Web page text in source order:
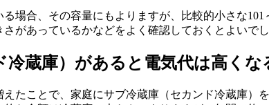
場合、その容量にもよりますが、比較的小さな
があっているかなどをよく確認しておくとよいでし
蔵庫）があると電気代は高くな
たことで、家庭にサブ冷蔵庫（セカンド冷蔵庫